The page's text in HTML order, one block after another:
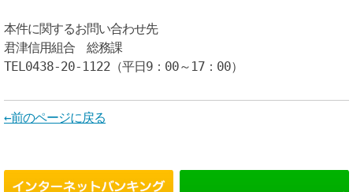
本件に関するお問い合わせ先
君津信用組合 総務課
TEL0438-20-1122（平日9：00～17：00）
←前のページに戻る